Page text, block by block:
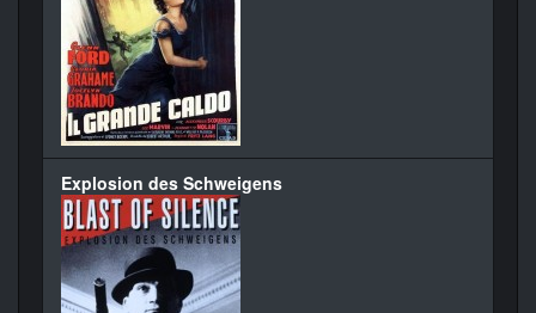
Explosion des Schweigens